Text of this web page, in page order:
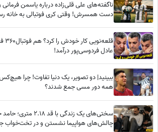
ناگفته‌های علی قلی‌زاده درباره یاسمن
دست همسرش! وقتی کری فوتبالی به خانه
عادل فردوسی‌پور درآمد!
ببینید| دو تصویر، یک دنیا تفاوت! چرا
همه دور مسی جمع شدند؟
سختی‌های یک زندگی با قد
چالش‌های هواپیما نشستن و در تخت‌خواب